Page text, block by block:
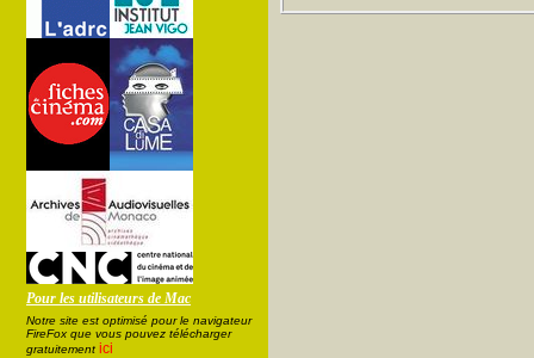
Pour les utilisateurs de Mac
Notre site est optimisé pour le navigateur
FireFox que vous pouvez télécharger
gratuitement ici